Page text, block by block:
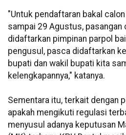
"Untuk pendaftaran bakal
sampai 29 Agustus, pasangan
didaftarkan pimpinan parpol
pengusul, pasca didaftarkan
bupati dan wakil bupati kita
kelengkapannya," katanya.
Sementara itu, terkait dengan
apakah mengikuti regulasi
menyusul adanya keputusan